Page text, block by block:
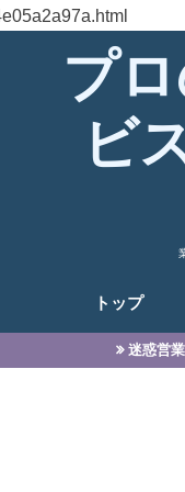
プ
ビ
トップ
迷惑営